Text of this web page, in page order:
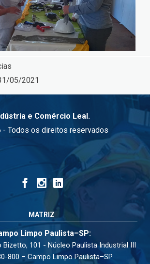
05/2021
e Comércio Leal.
Todos os direitos reservados
MATRIZ
Limpo Paulista–SP:
Bizetto, 101 - Núcleo Paulista Industrial III
800 – Campo Limpo Paulista–SP